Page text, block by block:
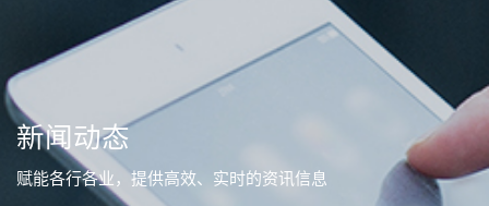
新闻动态
赋能各行各业，提供高效、实时的资讯信息